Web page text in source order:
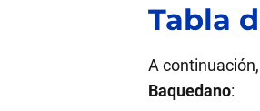
Tabla
A
Baquedano: